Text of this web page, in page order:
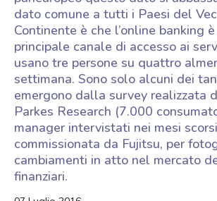
dato comune a tutti i Paesi del
Continente è che l’online banking
principale canale di accesso ai
usano tre persone su quattro
settimana. Sono solo alcuni dei
emergono dalla survey realizzata
Parkes Research (7.000
manager intervistati nei mesi
commissionata da Fujitsu, per
cambiamenti in atto nel mercato
finanziari.